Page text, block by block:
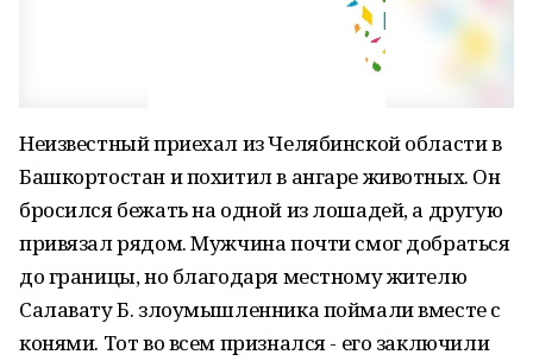
Неизвестный приехал из Челябинской области в
Башкортостан и похитил в ангаре животных. Он
бросился бежать на одной из лошадей, а другую
привязал рядом. Мужчина почти смог добраться
до границы, но благодаря местному жителю
Салавату Б. злоумышленника поймали вместе с
конями. Тот во всем признался - его заключили